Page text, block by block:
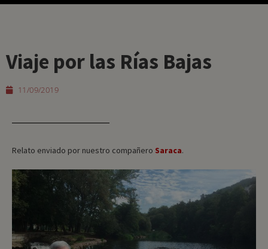
Viaje por las Rías Bajas
11/09/2019
Relato enviado por nuestro compañero Saraca.